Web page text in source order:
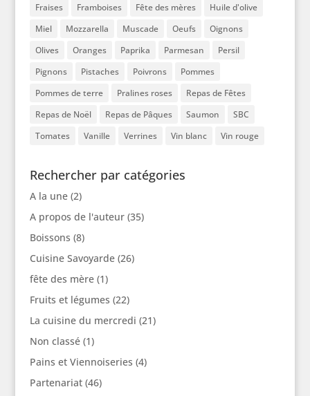
Fraises Framboises Fête des mères
Huile d'olive
Miel
Mozzarella Muscade Oeufs
Oignons
Olives
Oranges Paprika Parmesan
Persil
Pignons
Pistaches Poivrons
Pommes
Pommes de terre
Pralines roses
Repas de Fêtes
Repas de Noël
Repas de Pâques Saumon
SBC
Tomates
Vanille Verrines Vin blanc Vin rouge
Rechercher par catégories
A la une(2)
A propos de l'auteur(35)
Boissons (8)
Cuisine Savoyarde(26)
fête des mère(1)
Fruits et légumes (22)
La cuisine du mercredi (21)
Non classé(1)
Pains et Viennoiseries (4)
Partenariat(46)